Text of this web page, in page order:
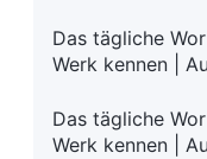
Das tägliche
Werk kennen |
Das tägliche
Werk kennen |